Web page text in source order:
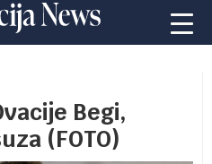
Begi,
(FOTO)